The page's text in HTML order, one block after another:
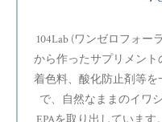
104Lab (ワンゼロフォー
から作ったサプリメント
着色料、酸化防止剤等
で、自然なままのイワ